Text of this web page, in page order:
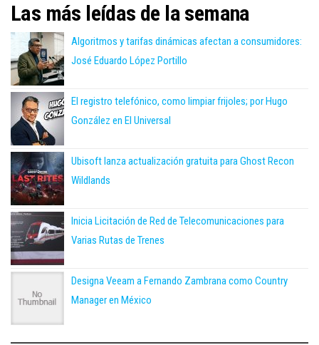
Las más leídas de la semana
Algoritmos y tarifas dinámicas afectan a consumidores:
José Eduardo López Portillo
El registro telefónico, como limpiar frijoles; por Hugo
González en El Universal
Ubisoft lanza actualización gratuita para Ghost Recon
Wildlands
Inicia Licitación de Red de Telecomunicaciones para
Varias Rutas de Trenes
Designa Veeam a Fernando Zambrana como Country
Manager en México